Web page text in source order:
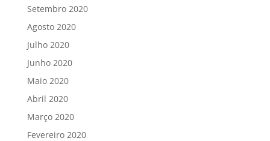
Setembro 2020
Agosto 2020
Julho 2020
Junho 2020
Maio 2020
Abril 2020
Março 2020
Fevereiro 2020